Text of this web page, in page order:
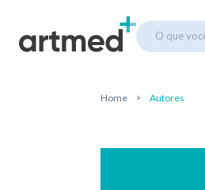
O que
Home Autores